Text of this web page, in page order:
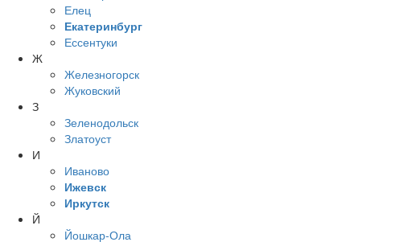
Елец
Екатеринбург
Ессентуки
Ж
Железногорск
Жуковский
З
Зеленодольск
Златоуст
И
Иваново
Ижевск
Иркутск
Й
Йошкар-Ола